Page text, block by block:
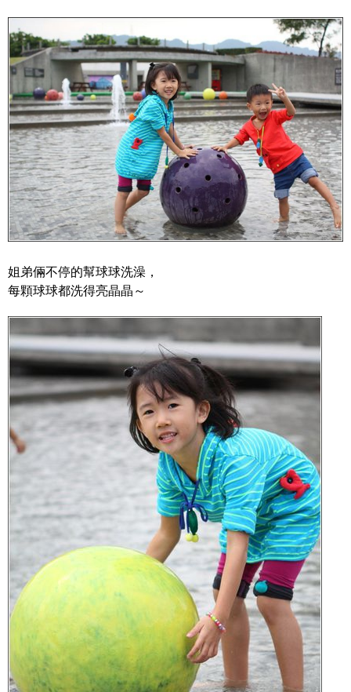
姐弟倆不停的幫球球洗澡，
每顆球球都洗得亮晶晶～